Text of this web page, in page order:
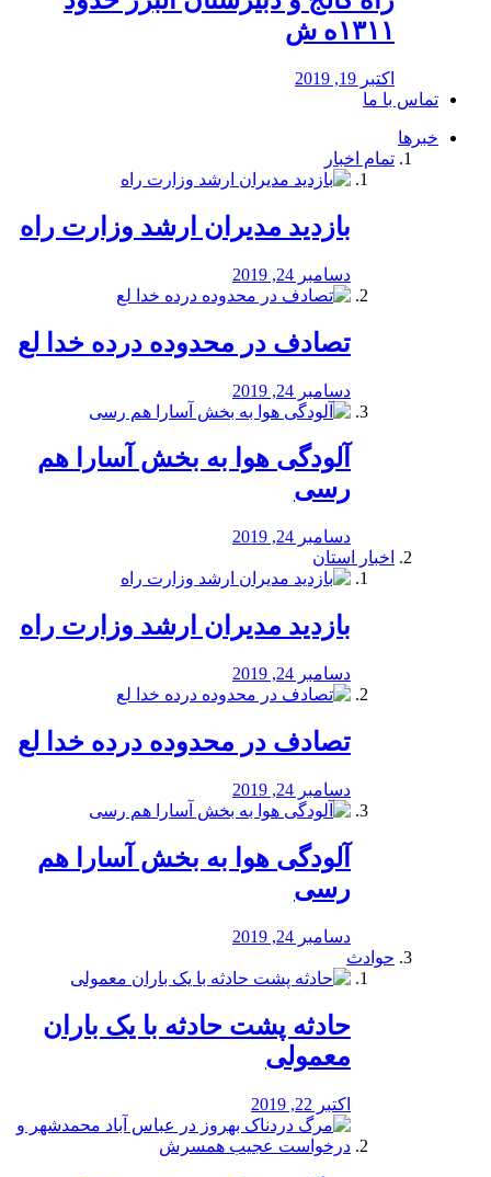
۱۳۱۱ه ش
اکتبر 19, 2019
تماس با ما
خبرها
تمام اخبار
بازدید مدیران ارشد وزارت راه
دسامبر 24, 2019
تصادف در محدوده درده خدا لع
دسامبر 24, 2019
آلودگی هوا به بخش آسارا هم
رسی
دسامبر 24, 2019
اخبار استان
بازدید مدیران ارشد وزارت راه
دسامبر 24, 2019
تصادف در محدوده درده خدا لع
دسامبر 24, 2019
آلودگی هوا به بخش آسارا هم
رسی
دسامبر 24, 2019
حوادث
️حادثه پشت حادثه با یک باران
معمولی
اکتبر 22, 2019